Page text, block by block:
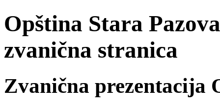
Opština Stara
zvanična stranica
Zvanična prezentacija